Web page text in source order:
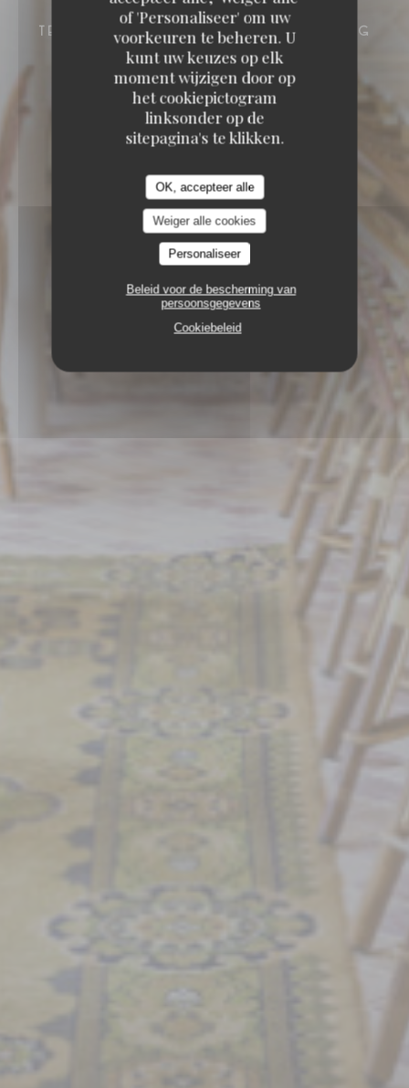
of 'Personaliseer' om uw
voorkeuren te beheren. U
kunt uw keuzes op elk
moment wijzigen door op
het cookiepictogram
linksonder op de
sitepagina's te klikken.
OK, accepteer alle
Weiger alle cookies
Personaliseer
Beleid voor de bescherming van
persoonsgegevens
Cookiebeleid
BRITISH PUB & BRASSERIE / BRUNCH /
TERRASSE / DORIS BAR
5 RUE PRESBOURG
75016 PARIS